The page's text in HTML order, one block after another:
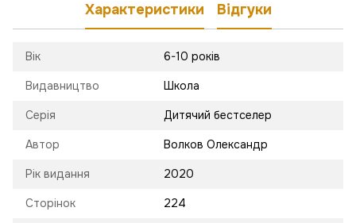
Характеристики Відгуки
Вік 6-10 років
Видавництво Школа
Серія Дитячий бестселер
Автор Волков Олександр
Рік видання 2020
Сторінок 224